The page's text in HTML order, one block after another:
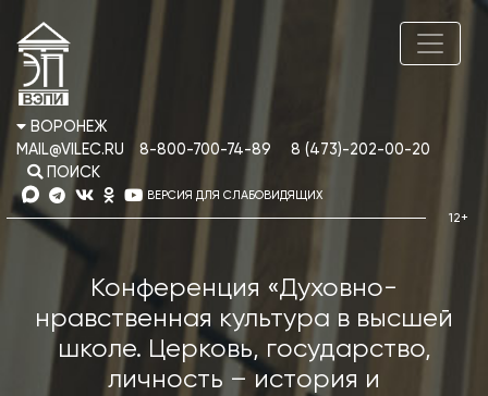
ВОРОНЕЖ
MAIL@VILEC.RU
8-800-700-74-89
8 (473)-202-00-20
ПОИСК
ВЕРСИЯ ДЛЯ СЛАБОВИДЯЩИХ
Конференция «Духовно-
нравственная культура в высшей
школе. Церковь, государство,
личность – история и